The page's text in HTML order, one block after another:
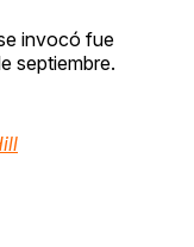
invocó fue
septiembre.